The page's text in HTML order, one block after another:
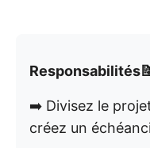
➡️ Divisez le
créez un